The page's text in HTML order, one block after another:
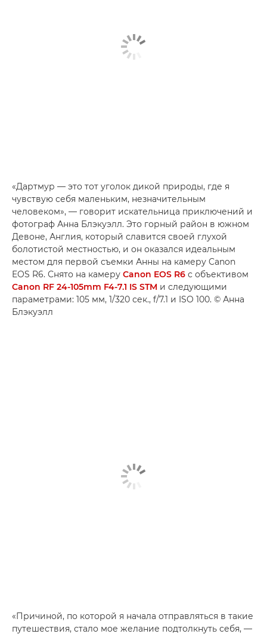
«Дартмур — это тот уголок дикой природы, где я
чувствую себя маленьким, незначительным
человеком», — говорит искательница приключений и
фотограф Анна Блэкуэлл. Это горный район в южном
Девоне, Англия, который славится своей глухой
болотистой местностью, и он оказался идеальным
местом для первой съемки Анны на камеру Canon
EOS R6. Снято на камеру Canon EOS R6 с объективом
Canon RF 24-105mm F4-7.1 IS STM и следующими
параметрами: 105 мм, 1/320 сек., f/7.1 и ISO 100. © Анна
Блэкуэлл
«Причиной, по которой я начала отправляться в такие
путешествия, стало мое желание подтолкнуть себя, —